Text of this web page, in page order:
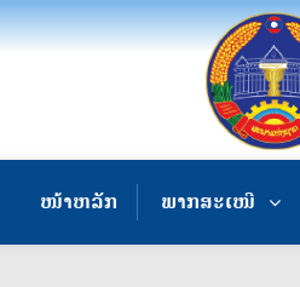
ໜ້າຫລັກ ພາກສະເໜີ